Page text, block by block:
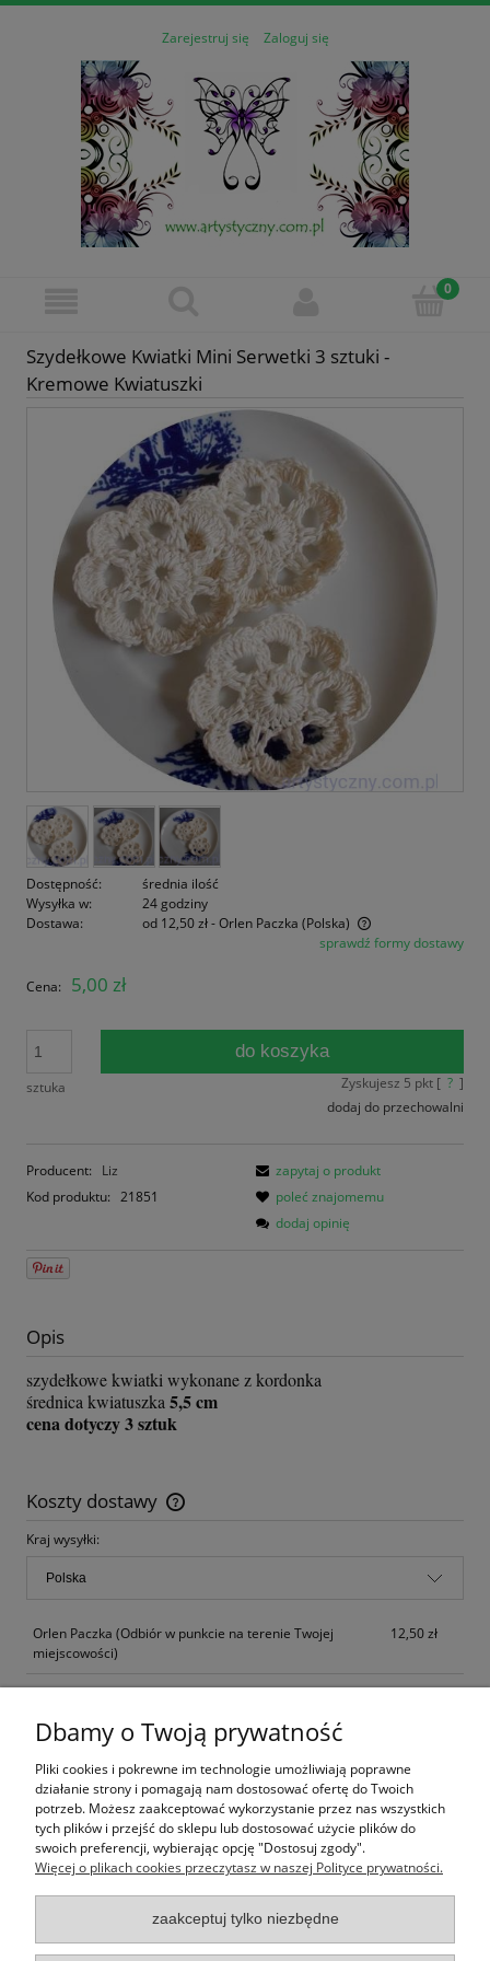
Zarejestruj się Zaloguj się
Szydełkowe Kwiatki Mini Serwetki 3 sztuki -
Kremowe Kwiatuszki
Dostępność:
średnia ilość
Wysyłka w:
24 godziny
Dostawa:
od 12,50 zł- Orlen Paczka (Polska)
Cena nie zawiera ewentualnych kosztów płatnościsprawdź formy dostawy
Cena: 5,00 zł
sztuka
do koszyka
Zyskujesz 5 pkt [ ? ]
dodaj do przechowalni
Producent:
Liz
Kod produktu: 21851
zapytaj o produkt
poleć znajomemu
dodaj opinię
Opis
szydełkowe kwiatki wykonane z kordonka
średnica kwiatuszka 5,5 cm
cena dotyczy 3 sztuk
Koszty dostawy
Cena nie zawiera ewentualnych kosztów płatności
Kraj wysyłki:
Orlen Paczka (Odbiór w punkcie na terenie Twojej
miejscowości)
12,50 zł
Kurier Inpost(dostawa w 24 godziny od nadania)
Kurier Inpost Pobranie(dostawa w 24 godziny od
nadania)
23,80 zł
Odbiór osobisty(od poniedziałku do piątku po
wcześniejszym potwierdzeniu)
Opinie o produkcie (0)
Dbamy o Twoją prywatność
Pliki cookies i pokrewne im technologie umożliwiają poprawne
działanie strony i pomagają nam dostosować ofertę do Twoich
potrzeb. Możesz zaakceptować wykorzystanie przez nas wszystkich
tych plików i przejść do sklepu lub dostosować użycie plików do
swoich preferencji, wybierając opcję "Dostosuj zgody".
Więcej o plikach cookies przeczytasz w naszej Polityce prywatności.
zaakceptuj tylko niezbędne